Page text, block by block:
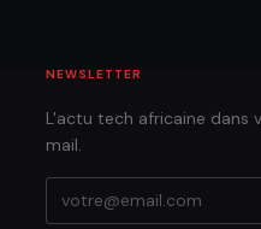
NEWSLETTER
L'actu tech africaine dans
mail.